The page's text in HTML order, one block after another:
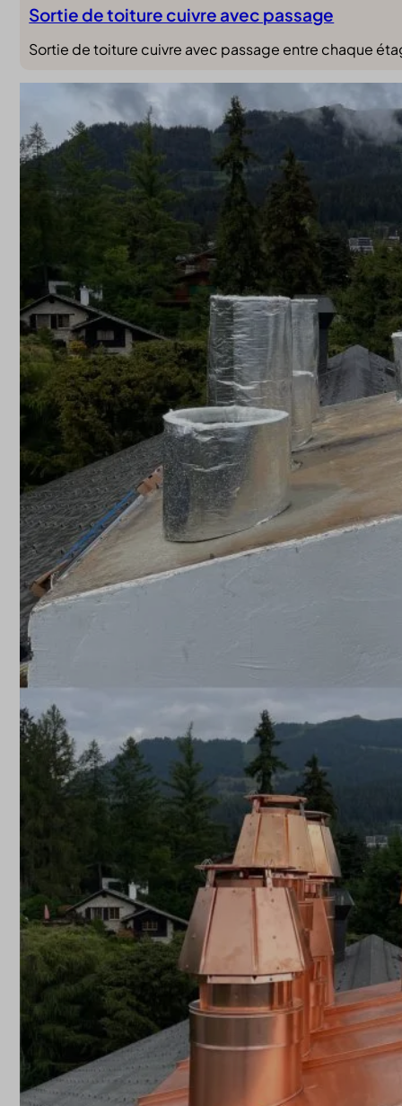
Sortie de toiture cuivre avec passage
Sortie de toiture cuivre avec passage entre chaque